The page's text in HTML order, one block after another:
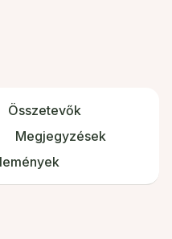
Összetevők
Megjegyzések